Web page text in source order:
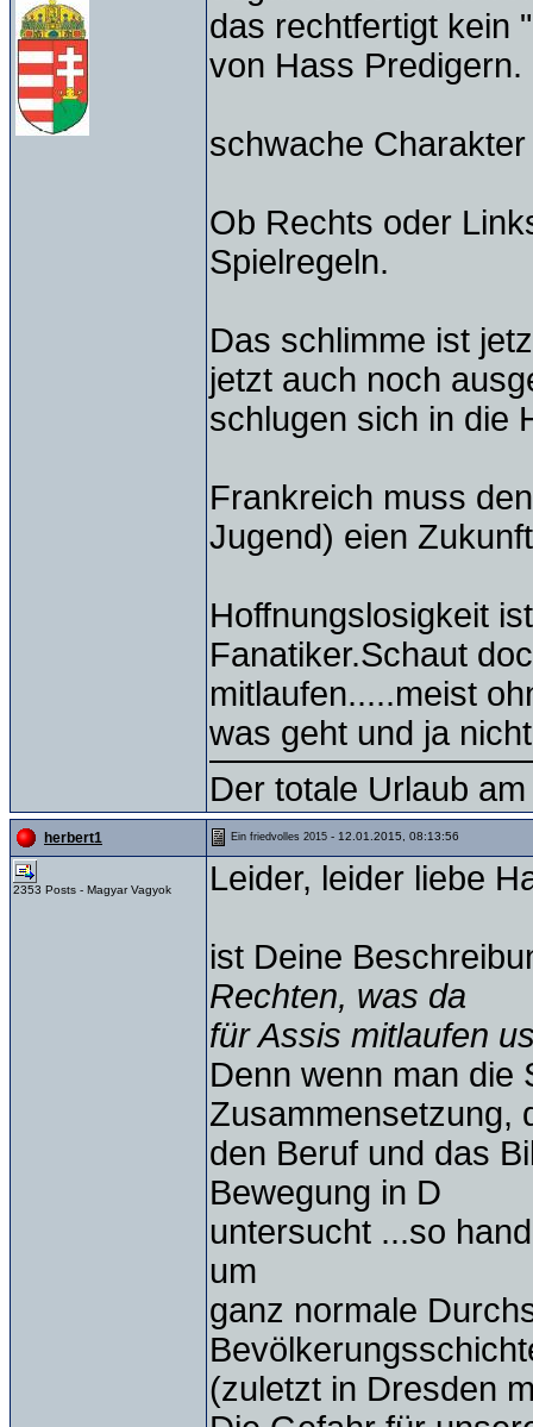
das rechtfertigt kein
von Hass Predigern.
schwache
Ob Rechts oder
Spielregeln.
Das schlimme ist
jetzt auch noch
schlugen sich in die
Frankreich muss
Jugend) eien
Hoffnungslosigkeit
Fanatiker.Schaut
mitlaufen.....meist
was geht und ja
Der totale Urlaub
herbert1 Ein friedvolles 2015 - 12.01.2015, 08:13:56
2353 Posts - Magyar Vagyok Leider, leider liebe
ist Deine
Rechten, was da
für Assis mitlaufen
Denn wenn man die
Zusammensetzung,
den Beruf und das
Bewegung in D
untersucht ...so
um
ganz normale
(zuletzt in Dresden